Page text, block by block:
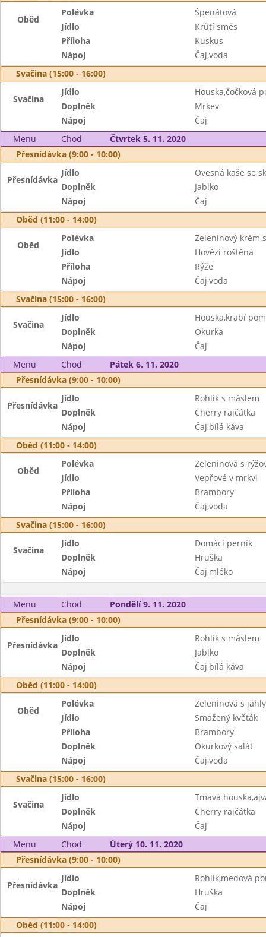
Oběd
Polévka
Špenátová
Jídlo
Krůtí směs
Příloha
Kuskus
Nápoj
Čaj,voda
Svačina (15:00 - 16:00)
Svačina
Jídlo
Houska,čočková
Doplněk
Mrkev
Nápoj
Čaj
Menu
Chod
Čtvrtek 5. 11. 2020
Přesnídávka (9:00 - 10:00)
Přesnídávka
Jídlo
Ovesná kaše se
Doplněk
Jablko
Nápoj
Čaj
Oběd (11:00 - 14:00)
Oběd
Polévka
Zeleninový krém
Jídlo
Hovězí roštěná
Příloha
Rýže
Nápoj
Čaj,voda
Svačina (15:00 - 16:00)
Svačina
Jídlo
Houska,krabí
Doplněk
Okurka
Nápoj
Čaj
Menu
Chod
Pátek 6. 11. 2020
Přesnídávka (9:00 - 10:00)
Přesnídávka
Jídlo
Rohlík s máslem
Doplněk
Cherry rajčátka
Nápoj
Čaj,bílá káva
Oběd (11:00 - 14:00)
Oběd
Polévka
Zeleninová s
Jídlo
Vepřové v mrkvi
Příloha
Brambory
Nápoj
Čaj,voda
Svačina (15:00 - 16:00)
Svačina
Jídlo
Domácí perník
Doplněk
Hruška
Nápoj
Čaj,mléko
Menu Chod
Pondělí 9. 11. 2020
Přesnídávka (9:00 - 10:00)
Přesnídávka
Jídlo
Rohlík s máslem
Doplněk
Jablko
Nápoj
Čaj,bílá káva
Oběd (11:00 - 14:00)
Oběd
Polévka
Zeleninová s jáhly
Jídlo
Smažený květák
Příloha
Brambory
Doplněk
Okurkový salát
Nápoj
Čaj,voda
Svačina (15:00 - 16:00)
Svačina
Jídlo
Tmavá
Doplněk
Cherry rajčátka
Nápoj
Čaj
Menu
Chod
Úterý 10. 11. 2020
Přesnídávka (9:00 - 10:00)
Přesnídávka
Jídlo
Rohlík,medová
Doplněk
Hruška
Nápoj
Čaj
Oběd (11:00 - 14:00)